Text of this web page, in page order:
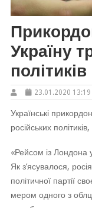
Україну
політиків
23.01.2020 13:19
Українські
російських
«Рейсом із Лондона
Як з’ясувалося,
політичної партії
мером одного з